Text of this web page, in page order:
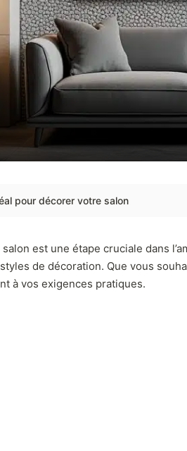
pour décorer votre salon
est une étape cruciale dans
de décoration. Que vous
à vos exigences pratiques.